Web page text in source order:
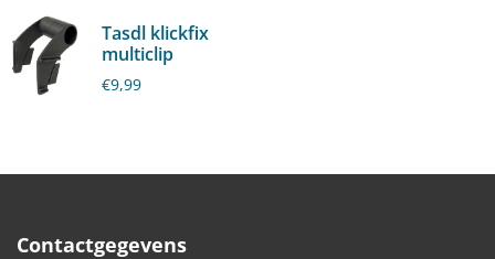
Tasdl klickfix
multiclip
€9,99
Contactgegevens